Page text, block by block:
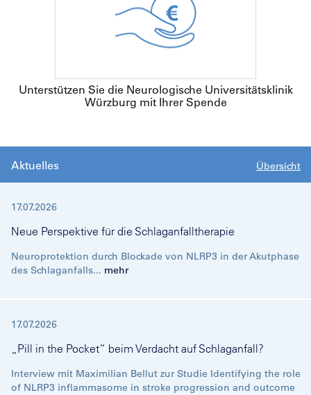
Unterstützen Sie die Neurologische Universitätsklinik
Würzburg mit Ihrer Spende
Aktuelles Übersicht
17.07.2026
Neue Perspektive für die Schlaganfalltherapie
Neuroprotektion durch Blockade von NLRP3 in der Akutphase
des Schlaganfalls... mehr
17.07.2026
„Pill in the Pocket“ beim Verdacht auf Schlaganfall?
Interview mit Maximilian Bellut zur Studie Identifying the role
of NLRP3 inflammasome in stroke progression and outcome